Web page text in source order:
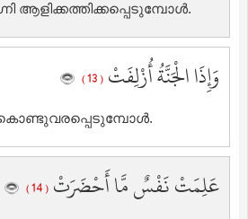
ആളിക്കത്തിക്കപ്പെടുമ്പോള്‍.
وَإِذَا الْجَنَّةُ أُزْلِفَتْ ( 13 )
عَلِمَتْ نَفْسٌ مَّا أَحْضَرَتْ ( 14 )